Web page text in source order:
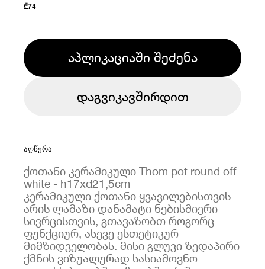
₾74
აპლიკაციაში შეძენა
დაგვიკავშირდით
აღწერა
ქოთანი კერამიკული Thom pot round off
white - h17xd21,5cm
კერამიკული ქოთანი ყვავილებისთვის
არის ლამაზი დანამატი ნებისმიერი
სივრცისთვის, გთავაზობთ როგორც
ფუნქციურ, ასევე ესთეტიკურ
მიმზიდველობას. მისი გლუვი ზედაპირი
ქმნის ვიზუალურად სასიამოვნო